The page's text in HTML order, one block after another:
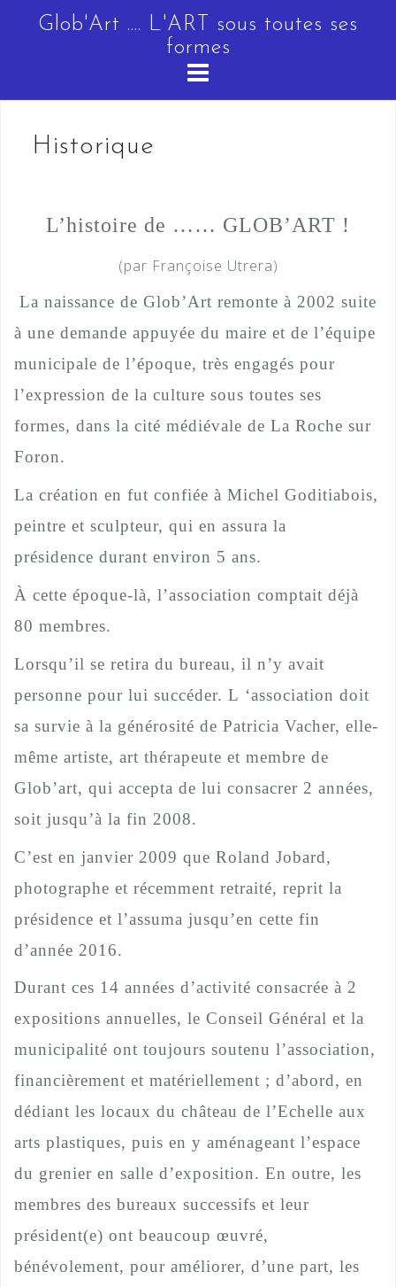
Glob'Art .... L'ART sous toutes ses
formes
Historique
L’histoire de …… GLOB’ART !
(par Françoise Utrera)
La naissance de Glob’Art remonte à 2002 suite
à une demande appuyée du maire et de l’équipe
municipale de l’époque, très engagés pour
l’expression de la culture sous toutes ses
formes, dans la cité médiévale de La Roche sur
Foron.
La création en fut confiée à Michel Goditiabois,
peintre et sculpteur, qui en assura la
présidence durant environ 5 ans.
À cette époque-là, l’association comptait déjà
80 membres.
Lorsqu’il se retira du bureau, il n’y avait
personne pour lui succéder. L ‘association doit
sa survie à la générosité de Patricia Vacher, elle-
même artiste, art thérapeute et membre de
Glob’art, qui accepta de lui consacrer 2 années,
soit jusqu’à la fin 2008.
C’est en janvier 2009 que Roland Jobard,
photographe et récemment retraité, reprit la
présidence et l’assuma jusqu’en cette fin
d’année 2016.
Durant ces 14 années d’activité consacrée à 2
expositions annuelles, le Conseil Général et la
municipalité ont toujours soutenu l’association,
financièrement et matériellement ; d’abord, en
dédiant les locaux du château de l’Echelle aux
arts plastiques, puis en y aménageant l’espace
du grenier en salle d’exposition. En outre, les
membres des bureaux successifs et leur
président(e) ont beaucoup œuvré,
bénévolement, pour améliorer, d’une part, les